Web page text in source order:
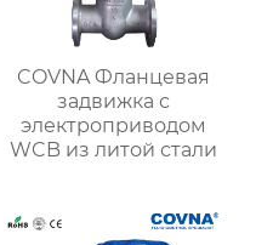
COVNA Фланцевая
задвижка с
электроприводом
WCB из литой стали